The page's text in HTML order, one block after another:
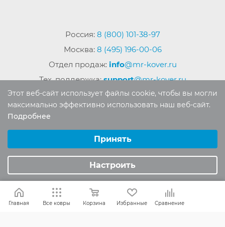
Россия: 8 (800) 101-38-97
Москва: 8 (495) 196-00-06
Отдел продаж: info@mr-kover.ru
Тех. поддержка:support@mr-kover.ru
материалов сайта без письменного разрешения
запрещено.
Главная Все ковры Корзина Избранные Сравнение
Этот веб-сайт использует файлы cookie, чтобы вы могли
максимально эффективно использовать наш веб-сайт.
Подробнее
Аналитические/Функциональные
Принять
Настроить